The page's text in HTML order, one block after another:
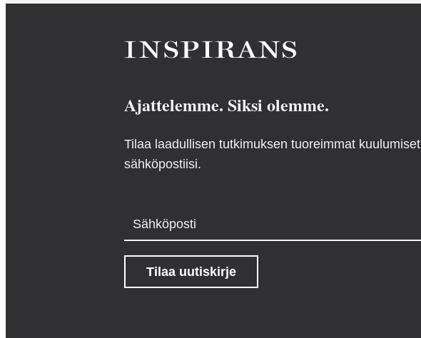
Ajattelemme. Siksi olemme.
Tilaa laadullisen tutkimuksen tuoreimmat kuulumiset
sähköpostiisi.